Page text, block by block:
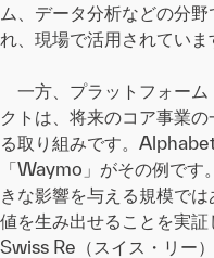
ム、データ分析などの分
れ、現場で活用されていま
一方、プラットフォー
クトは、将来のコア事業
る取り組みです。
「Waymo」がその例です
きな影響を与える規模で
値を生み出せることを実
Swiss Re（スイス・リー